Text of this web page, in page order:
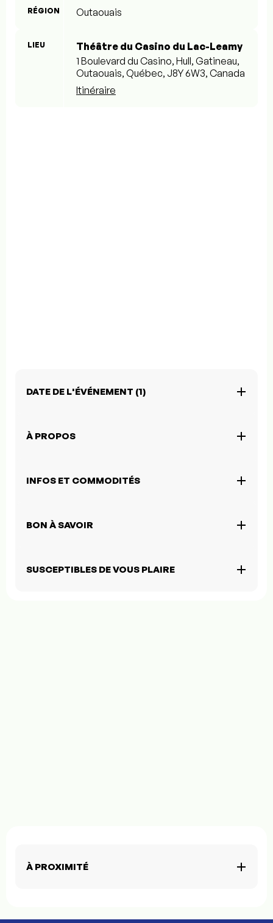
RÉGION Outaouais
LIEU
Théâtre du Casino du Lac-Leamy
1 Boulevard du Casino, Hull, Gatineau,
Outaouais, Québec, J8Y 6W3, Canada
Itinéraire
DATE DE L'ÉVÉNEMENT (1)
À PROPOS
INFOS ET COMMODITÉS
BON À SAVOIR
SUSCEPTIBLES DE VOUS PLAIRE
À PROXIMITÉ